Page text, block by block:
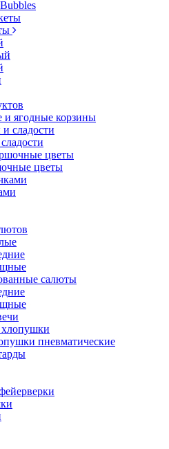
и ягодные корзины
цветы
салюты
пневматические